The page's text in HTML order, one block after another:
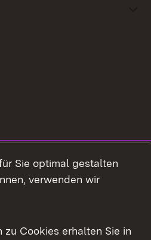
Sie optimal gestalten
verwenden wir
zu Cookies erhalten Sie in